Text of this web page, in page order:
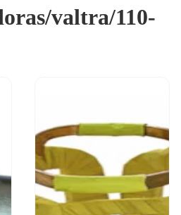
valtra/110-